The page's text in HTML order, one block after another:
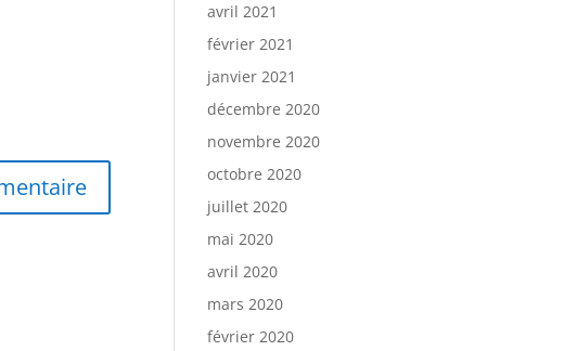
avril 2021
février 2021
janvier 2021
décembre 2020
novembre 2020
octobre 2020
juillet 2020
mai 2020
avril 2020
mars 2020
février 2020